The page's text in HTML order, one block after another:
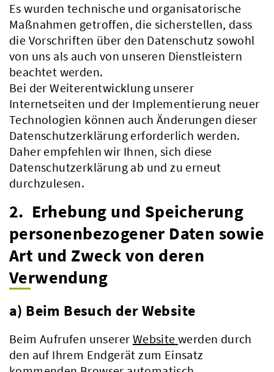
Es wurden technische und organisatorische
Maßnahmen getroffen, die sicherstellen, dass
die Vorschriften über den Datenschutz sowohl
von uns als auch von unseren Dienstleistern
beachtet werden.
Bei der Weiterentwicklung unserer
Internetseiten und der Implementierung neuer
Technologien können auch Änderungen dieser
Datenschutzerklärung erforderlich werden.
Daher empfehlen wir Ihnen, sich diese
Datenschutzerklärung ab und zu erneut
durchzulesen.
2. Erhebung und Speicherung
personenbezogener Daten sowie
Art und Zweck von deren
Verwendung
a) Beim Besuch der Website
Beim Aufrufen unserer Website werden durch
den auf Ihrem Endgerät zum Einsatz